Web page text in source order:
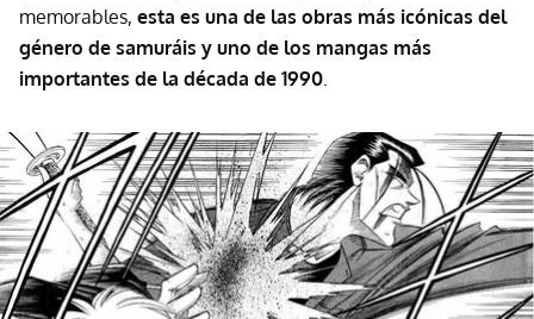
memorables, esta es una de las obras más icónicas del
género de samuráis y uno de los mangas más
importantes de la década de 1990.